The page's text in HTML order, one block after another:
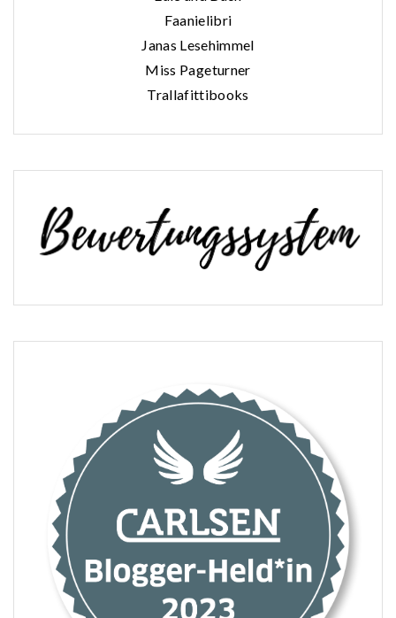
Faanielibri
Janas Lesehimmel
Miss Pageturner
Trallafittibooks